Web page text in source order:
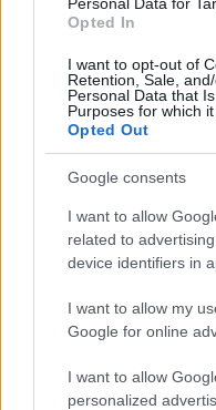
Opted In
I want to opt-out of
Retention, Sale,
Personal Data that
Purposes for which it
Opted Out
Google consents
I want to allow
related to
device identifiers in
I want to allow my
Google for online
I want to allow
personalized
Miért kulcsfontosságú
egészségügyi